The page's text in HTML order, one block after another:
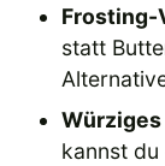
Frosting-
statt
Würziges
kannst du